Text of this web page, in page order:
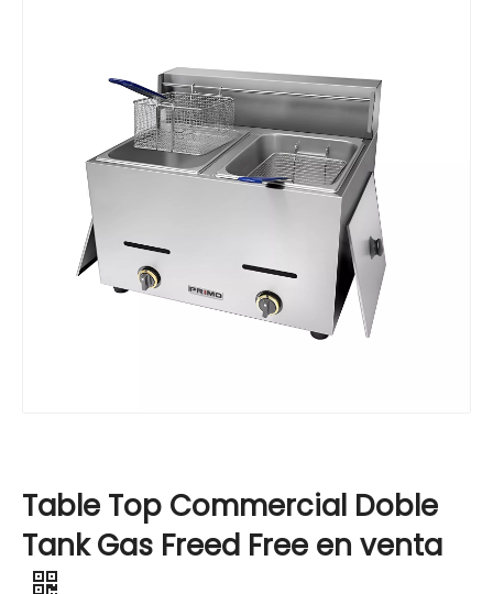
Table Top Commercial Doble
Tank Gas Freed Free en venta